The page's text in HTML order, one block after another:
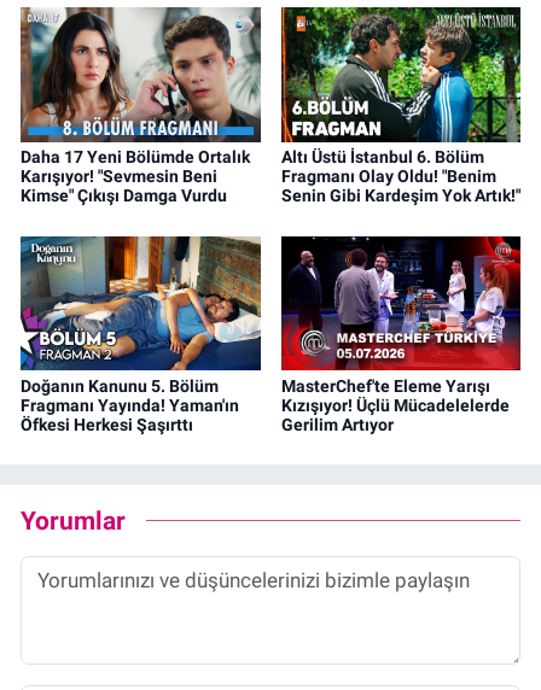
Daha 17 Yeni Bölümde Ortalık
Karışıyor! "Sevmesin Beni
Kimse" Çıkışı Damga Vurdu
Altı Üstü İstanbul 6. Bölüm
Fragmanı Olay Oldu! "Benim
Senin Gibi Kardeşim Yok Artık!"
Doğanın Kanunu 5. Bölüm
Fragmanı Yayında! Yaman'ın
Öfkesi Herkesi Şaşırttı
MasterChef'te Eleme Yarışı
Kızışıyor! Üçlü Mücadelelerde
Gerilim Artıyor
Yorumlar